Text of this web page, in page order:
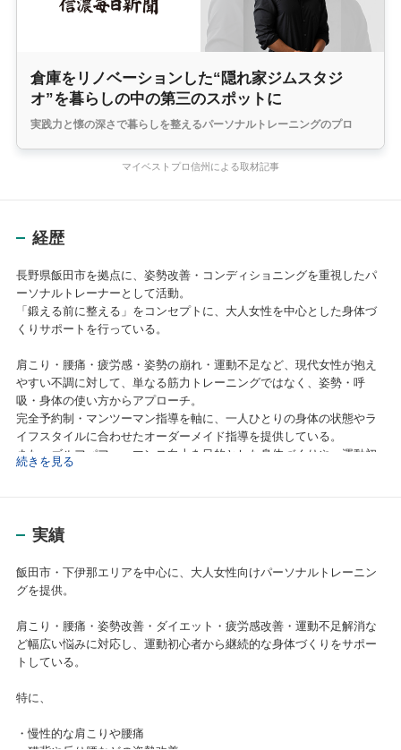
倉庫をリノベーションした“隠れ家ジムスタジ
オ”を暮らしの中の第三のスポットに
実践力と懐の深さで暮らしを整えるパーソナルトレーニングのプロ
マイベストプロ信州による取材記事
経歴
長野県飯田市を拠点に、姿勢改善・コンディショニングを重視したパ
ーソナルトレーナーとして活動。
「鍛える前に整える」をコンセプトに、大人女性を中心とした身体づ
くりサポートを行っている。
肩こり・腰痛・疲労感・姿勢の崩れ・運動不足など、現代女性が抱え
やすい不調に対して、単なる筋力トレーニングではなく、姿勢・呼
吸・身体の使い方からアプローチ。
完全予約制・マンツーマン指導を軸に、一人ひとりの身体の状態やラ
イフスタイルに合わせたオーダーメイド指導を提供している。
また、ゴルフパフォーマンス向上を目的とした身体づくりや、運動初
心者向けのコンディショニング指導にも力を入れている。
疲労ケア・コンディション管理まで総合的にサポートしている。
続きを見る
実績
飯田市・下伊那エリアを中心に、大人女性向けパーソナルトレーニン
グを提供。
肩こり・腰痛・姿勢改善・ダイエット・疲労感改善・運動不足解消な
ど幅広い悩みに対応し、運動初心者から継続的な身体づくりをサポー
トしている。
特に、
・慢性的な肩こりや腰痛